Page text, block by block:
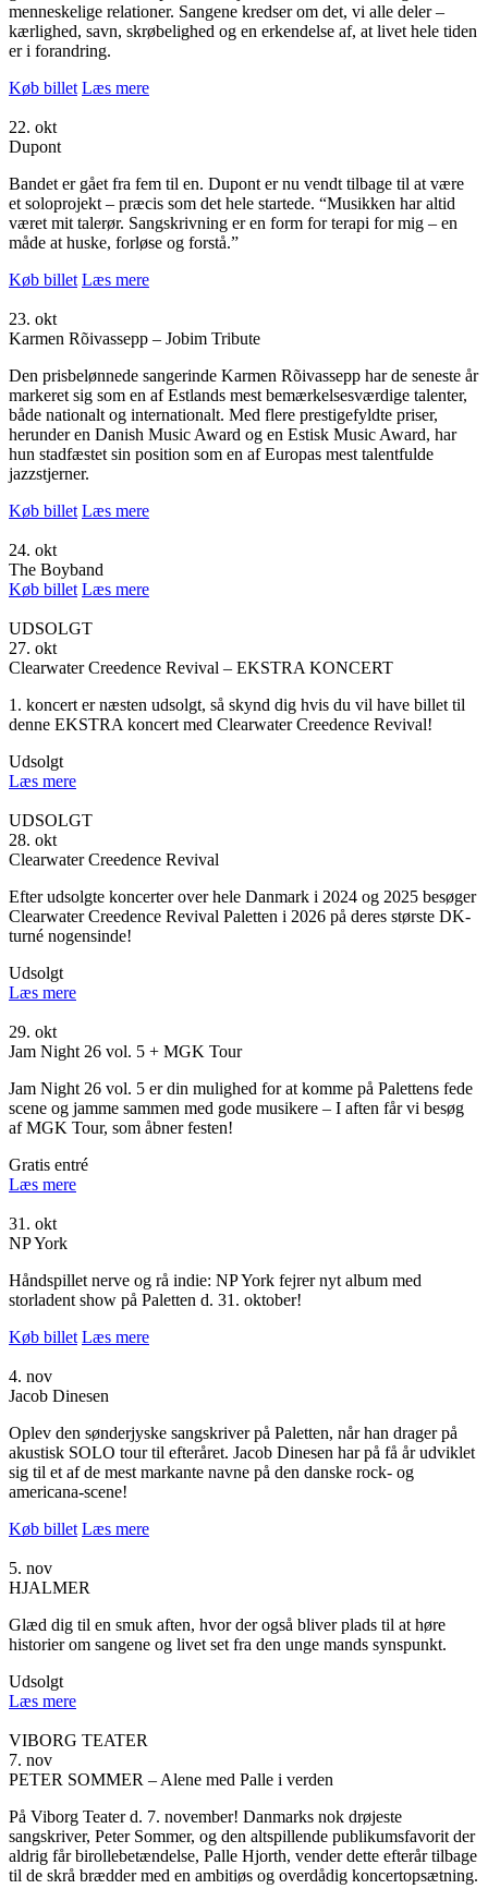
menneskelige relationer. Sangene kredser om det, vi alle deler –
kærlighed, savn, skrøbelighed og en erkendelse af, at livet hele tiden
er i forandring.
Køb billet Læs mere
22. okt
Dupont
Bandet er gået fra fem til en. Dupont er nu vendt tilbage til at være
et soloprojekt – præcis som det hele startede. “Musikken har altid
været mit talerør. Sangskrivning er en form for terapi for mig – en
måde at huske, forløse og forstå.”
Køb billet Læs mere
23. okt
Karmen Rõivassepp – Jobim Tribute
Den prisbelønnede sangerinde Karmen Rõivassepp har de seneste år
markeret sig som en af Estlands mest bemærkelsesværdige talenter,
både nationalt og internationalt. Med flere prestigefyldte priser,
herunder en Danish Music Award og en Estisk Music Award, har
hun stadfæstet sin position som en af Europas mest talentfulde
jazzstjerner.
Køb billet Læs mere
24. okt
The Boyband
Køb billet Læs mere
UDSOLGT
27. okt
Clearwater Creedence Revival – EKSTRA KONCERT
1. koncert er næsten udsolgt, så skynd dig hvis du vil have billet til
denne EKSTRA koncert med Clearwater Creedence Revival!
Udsolgt
Læs mere
UDSOLGT
28. okt
Clearwater Creedence Revival
Efter udsolgte koncerter over hele Danmark i 2024 og 2025 besøger
Clearwater Creedence Revival Paletten i 2026 på deres største DK-
turné nogensinde!
Udsolgt
Læs mere
29. okt
Jam Night 26 vol. 5 + MGK Tour
Jam Night 26 vol. 5 er din mulighed for at komme på Palettens fede
scene og jamme sammen med gode musikere – I aften får vi besøg
af MGK Tour, som åbner festen!
Gratis entré
Læs mere
31. okt
NP York
Håndspillet nerve og rå indie: NP York fejrer nyt album med
storladent show på Paletten d. 31. oktober!
Køb billet Læs mere
4. nov
Jacob Dinesen
Oplev den sønderjyske sangskriver på Paletten, når han drager på
akustisk SOLO tour til efteråret. Jacob Dinesen har på få år udviklet
sig til et af de mest markante navne på den danske rock- og
americana-scene!
Køb billet Læs mere
5. nov
HJALMER
Glæd dig til en smuk aften, hvor der også bliver plads til at høre
historier om sangene og livet set fra den unge mands synspunkt.
Udsolgt
Læs mere
VIBORG TEATER
7. nov
PETER SOMMER – Alene med Palle i verden
På Viborg Teater d. 7. november! Danmarks nok drøjeste
sangskriver, Peter Sommer, og den altspillende publikumsfavorit der
aldrig får birollebetændelse, Palle Hjorth, vender dette efterår tilbage
til de skrå brædder med en ambitiøs og overdådig koncertopsætning.